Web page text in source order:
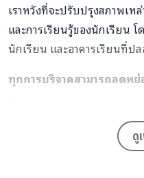
เราหวังที่จะปรับปรุงสภาพเ
และการเรียนรู้ของนักเรียน
นักเรียน และอาคารเรียนที่ป
ทุกการบริจาคสามารถลดหย่
ดู